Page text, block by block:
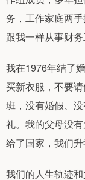
务，工作家庭两
跟我一样从事财务
我在1976年结了
买新衣服，不要
班，没有婚假、
礼。我的父母没
给了国家，我们升
我们的人生轨迹